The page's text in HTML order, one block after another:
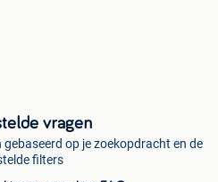
vragen
op je zoekopdracht en de
filters